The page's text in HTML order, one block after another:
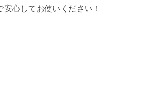
安心してお使いください！